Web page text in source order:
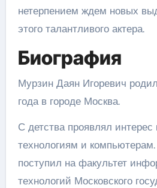
нетерпением ждем новых
этого талантливого актера.
Биография
Мурзин Даян Игоревич
года в городе Москва.
С детства проявлял
технологиям и
поступил на факультет
технологий Московского